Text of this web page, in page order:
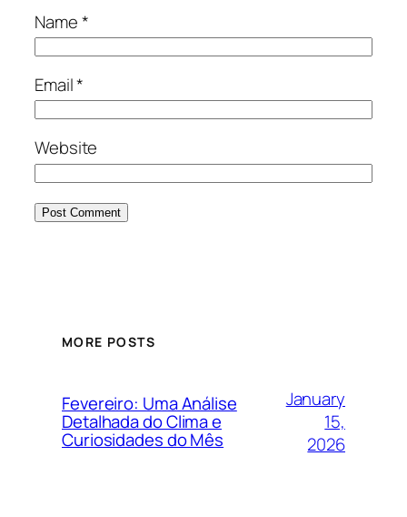
Name*
Email*
Website
MORE POSTS
Fevereiro: Uma Análise
Detalhada do Clima e
Curiosidades do Mês
January
15,
2026